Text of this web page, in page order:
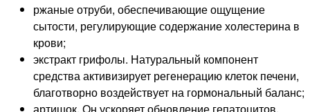
ржаные отруби, обеспечивающие ощущение
сытости, регулирующие содержание холестерина в
крови;
экстракт грифолы. Натуральный компонент
средства активизирует регенерацию клеток печени,
благотворно воздействует на гормональный баланс;
артишок. Он ускоряет обновление гепатоцитов,